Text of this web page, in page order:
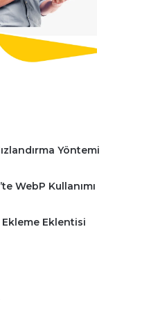
Yöntemi
WebP Kullanımı
Eklentisi